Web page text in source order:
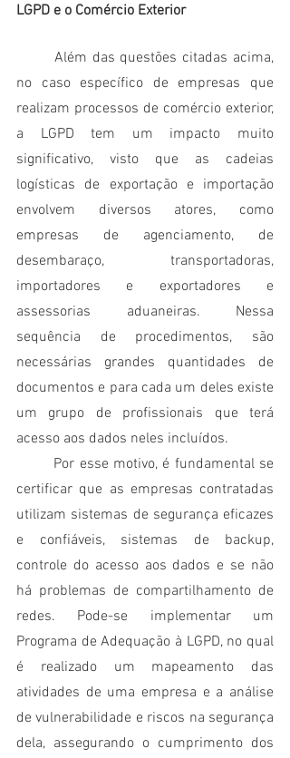
LGPD e o Comércio Exterior
no caso específico de empresas que
realizam processos de comércio exterior,
a LGPD tem um impacto muito
significativo, visto que as cadeias
logísticas de exportação e importação
envolvem diversos atores, como
empresas de agenciamento, de
desembaraço, transportadoras,
importadores e exportadores e
assessorias aduaneiras. Nessa
sequência de procedimentos, são
necessárias grandes quantidades de
documentos e para cada um deles existe
um grupo de profissionais que terá
acesso aos dados neles incluídos.
certificar que as empresas contratadas
utilizam sistemas de segurança eficazes
e confiáveis, sistemas de backup,
controle do acesso aos dados e se não
há problemas de compartilhamento de
redes. Pode-se implementar um
Programa de Adequação à LGPD, no qual
é realizado um mapeamento das
atividades de uma empresa e a análise
de vulnerabilidade e riscos na segurança
dela, assegurando o cumprimento dos